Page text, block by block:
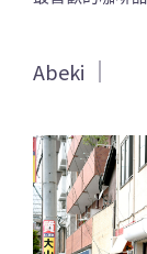
Abeki ｜